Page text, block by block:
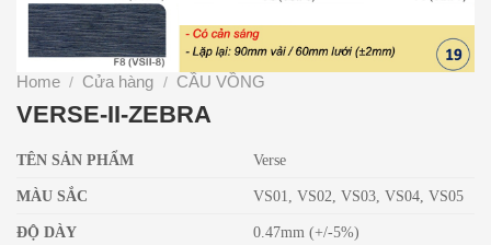
Home / Cửa hàng / CẦU VỒNG
VERSE-II-ZEBRA
TÊN SẢN PHẨM Verse
MÀU SẮC VS01, VS02, VS03, VS04, VS05
ĐỘ DÀY 0.47mm (+/-5%)